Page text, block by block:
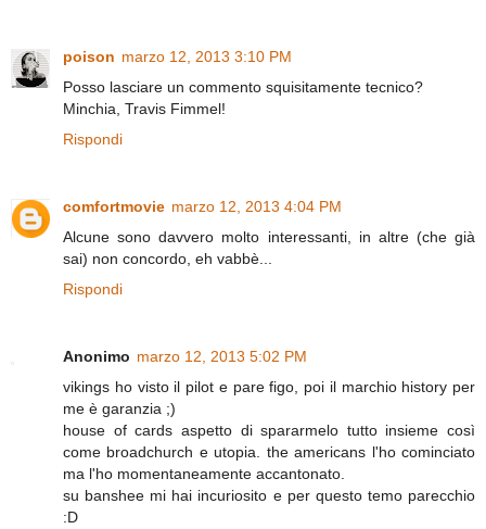
poison marzo 12, 2013 3:10 PM
Posso lasciare un commento squisitamente tecnico?
Minchia, Travis Fimmel!
Rispondi
comfortmovie marzo 12, 2013 4:04 PM
Alcune sono davvero molto interessanti, in altre (che già
sai) non concordo, eh vabbè...
Rispondi
Anonimo marzo 12, 2013 5:02 PM
vikings ho visto il pilot e pare figo, poi il marchio history per
me è garanzia ;)
house of cards aspetto di spararmelo tutto insieme così
come broadchurch e utopia. the americans l'ho cominciato
ma l'ho momentaneamente accantonato.
su banshee mi hai incuriosito e per questo temo parecchio
:D